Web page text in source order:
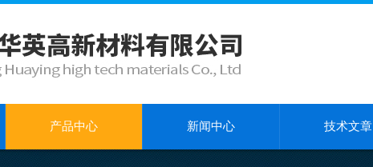
产品中心 新闻中心 技术文章